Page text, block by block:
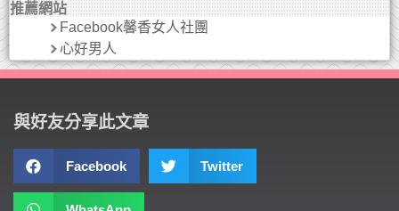
推薦網站
Facebook馨香女人社團
心好男人
與好友分享此文章
Facebook Twitter